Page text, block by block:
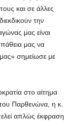
και σε άλλες
την
μας είναι
μας να
μας» σημείωσε με
στο αίτημα
Παρθενώνα, η κ.
απλώς έκφραση